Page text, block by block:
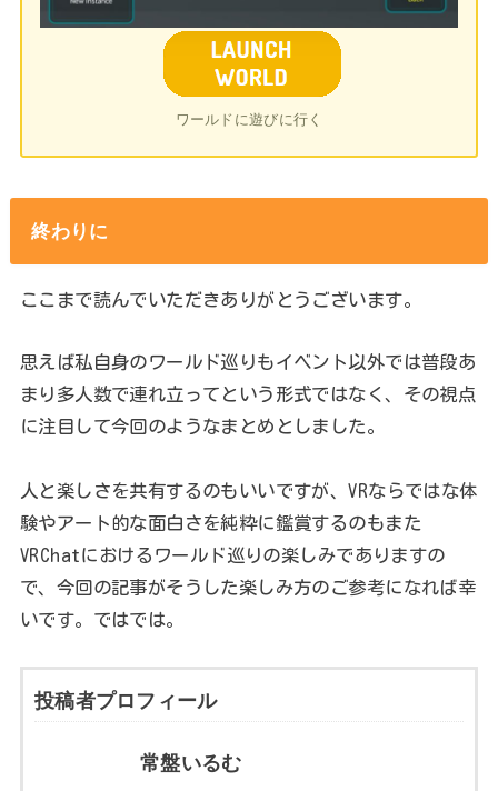
ワールドに遊びに行く
終わりに
ここまで読んでいただきありがとうございます。
思えば私自身のワールド巡りもイベント以外では普段あ
まり多人数で連れ立ってという形式ではなく、その視点
に注目して今回のようなまとめとしました。
人と楽しさを共有するのもいいですが、VRならではな体
験やアート的な面白さを純粋に鑑賞するのもまた
VRChatにおけるワールド巡りの楽しみでありますの
で、今回の記事がそうした楽しみ方のご参考になれば幸
いです。ではでは。
投稿者プロフィール
常盤いるむ